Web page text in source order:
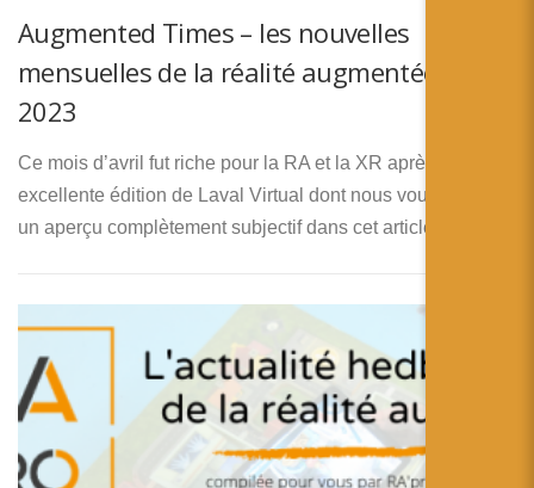
Augmented Times – les nouvelles
mensuelles de la réalité augmentée – Avril
2023
Ce mois d’avril fut riche pour la RA et la XR après une
excellente édition de Laval Virtual dont nous vous donnons
un aperçu complètement subjectif dans cet article. Avant …